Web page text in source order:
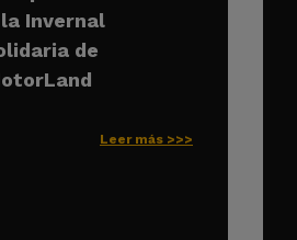
Invernal
de
Leer más >>>